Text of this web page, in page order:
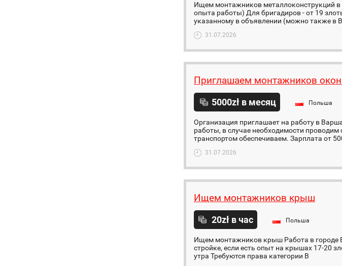
Ищем монтажников металлоконструкций в
опыта работы) Для бригадиров - от 19
указанному в объявлении (можно также в
31.07.2026
Приглашаем монтажников окон
5000zł в месяц Польша
Организация приглашает на работу в
работы, в случае необходимости
транспортом обеспечиваем. Зарплата от
31.07.2026
Ищем монтажников крыш
20zł в час Польша
Ищем монтажников крыш Работа в городе
стройке, если есть опыт на крышах 17-20
утра Требуются права категории В